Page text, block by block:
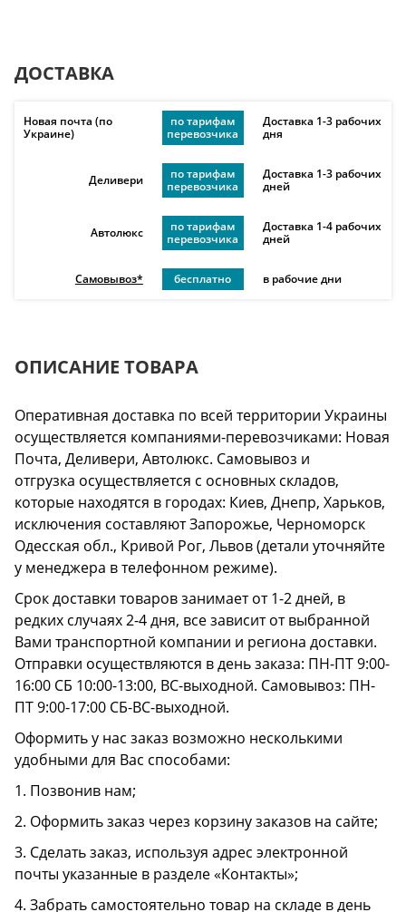
ДОСТАВКА
Новая почта (по
Украине)
по тарифам
перевозчика
Доставка 1-3 рабочих
дня
Деливери
по тарифам
перевозчика
Доставка 1-3 рабочих
дней
Автолюкс
по тарифам
перевозчика
Доставка 1-4 рабочих
дней
Самовывоз* бесплатно в рабочие дни
ОПИСАНИЕ ТОВАРА
Оперативная доставка по всей территории Украины
осуществляется компаниями-перевозчиками: Новая
Почта, Деливери, Автолюкс. Самовывоз и
отгрузка осуществляется с основных складов,
которые находятся в городах: Киев, Днепр, Харьков,
исключения составляют Запорожье, Черноморск
Одесская обл., Кривой Рог, Львов (детали уточняйте
у менеджера в телефонном режиме).
Срок доставки товаров занимает от 1-2 дней, в
редких случаях 2-4 дня, все зависит от выбранной
Вами транспортной компании и региона доставки.
Отправки осуществляются в день заказа: ПН-ПТ 9:00-
16:00 СБ 10:00-13:00, ВС-выходной. Самовывоз: ПН-
ПТ 9:00-17:00 СБ-ВС-выходной.
Оформить у нас заказ возможно несколькими
удобными для Вас способами:
1. Позвонив нам;
2. Оформить заказ через корзину заказов на сайте;
3. Сделать заказ, используя адрес электронной
почты указанные в разделе «Контакты»;
4. Забрать самостоятельно товар на складе в день